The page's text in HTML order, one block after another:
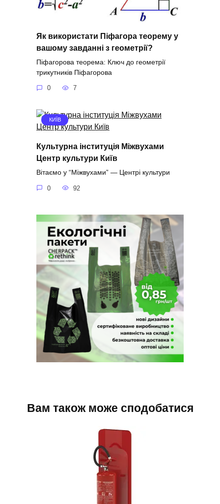
Як використати Піфагора теорему у
вашому завданні з геометрії?
Піфагорова теорема: Ключ до геометрії
трикутників Піфагорова
0 7
КИЇВ
Культурна інституція Міжвухами
Центр культури Київ
Вітаємо у “Міжвухами” — Центрі культури
0 92
Вам також може сподобатися